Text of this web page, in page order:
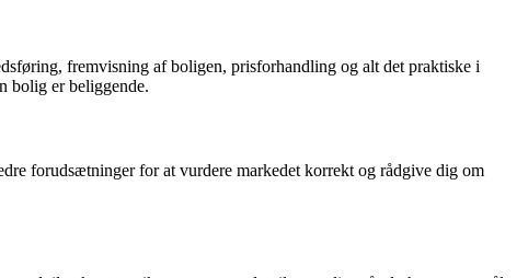
fremvisning af boligen, prisforhandling og alt det praktiske i
bolig er beliggende.
forudsætninger for at vurdere markedet korrekt og rådgive dig om